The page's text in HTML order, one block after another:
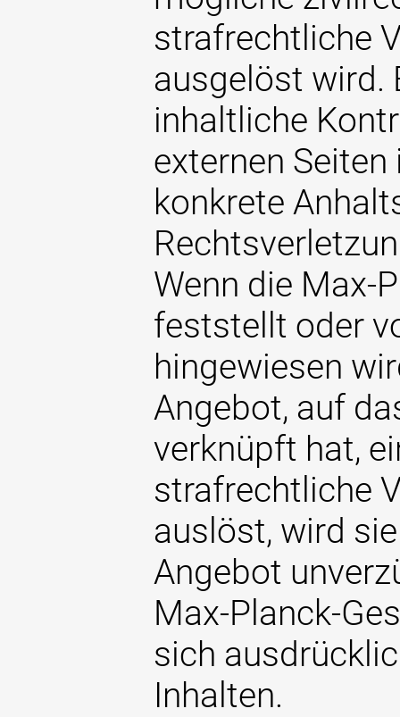
strafrechtliche
ausgelöst wird.
inhaltliche
externen
konkrete
Wenn die Max-
feststellt oder
hingewiesen
Angebot, auf
verknüpft hat,
strafrechtliche
auslöst, wird
Angebot
Max-Planck-
sich
Inhalten.